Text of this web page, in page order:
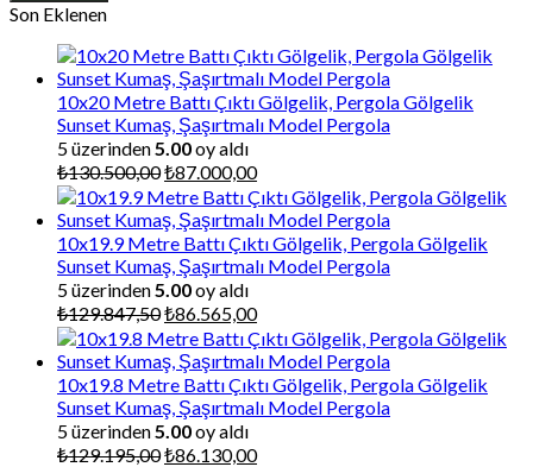
Son Eklenen
10x20 Metre Battı Çıktı Gölgelik, Pergola Gölgelik
Sunset Kumaş, Şaşırtmalı Model Pergola
5 üzerinden 5.00oy aldı
₺130.500,00Orijinal
fiyat:
₺130.500,00.
₺87.000,00Şu
andaki
fiyat:
₺87.000,00.
10x19.9 Metre Battı Çıktı Gölgelik, Pergola Gölgelik
Sunset Kumaş, Şaşırtmalı Model Pergola
5 üzerinden 5.00oy aldı
₺129.847,50Orijinal
fiyat:
₺129.847,50.
₺86.565,00Şu
andaki
fiyat:
₺86.565,00.
10x19.8 Metre Battı Çıktı Gölgelik, Pergola Gölgelik
Sunset Kumaş, Şaşırtmalı Model Pergola
5 üzerinden 5.00oy aldı
₺129.195,00Orijinal
₺86.130,00Şu